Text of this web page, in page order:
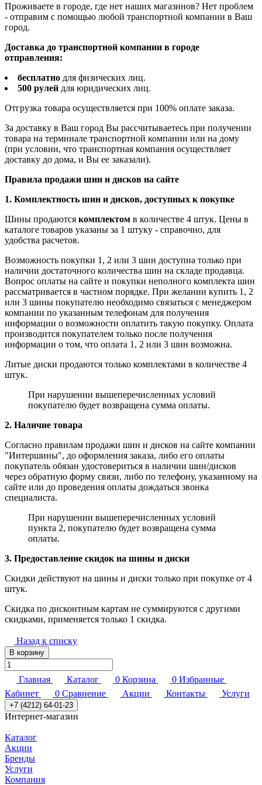
Проживаете в городе, где нет наших магазинов? Нет проблем
- отправим с помощью любой транспортной компании в Ваш
город.
Доставка до транспортной компании в городе
отправления:
бесплатно для физических лиц.
500 рулей для юридических лиц.
Отгрузка товара осуществляется при 100% оплате заказа.
За доставку в Ваш город Вы рассчитываетесь при получении
товара на терминале транспортной компании или на дому
(при условии, что транспортная компания осуществляет
доставку до дома, и Вы ее заказали).
Правила продажи шин и дисков на сайте
1. Комплектность шин и дисков, доступных к покупке
Шины продаются комплектом в количестве 4 штук. Цены в
каталоге товаров указаны за 1 штуку - справочно, для
удобства расчетов.
Возможность покупки 1, 2 или 3 шин доступна только при
наличии достаточного количества шин на складе продавца.
Вопрос оплаты на сайте и покупки неполного комплекта шин
рассматривается в частном порядке. При желании купить 1, 2
или 3 шины покупателю необходимо связаться с менеджером
компании по указанным телефонам для получения
информации о возможности оплатить такую покупку. Оплата
производится покупателем только после получения
информации о том, что оплата 1, 2 или 3 шин возможна.
Литые диски продаются только комплектами в количестве 4
штук.
При нарушении вышеперечисленных условий
покупателю будет возвращена сумма оплаты.
2. Наличие товара
Согласно правилам продажи шин и дисков на сайте компании
"Интершины", до оформления заказа, либо его оплаты
покупатель обязан удостовериться в наличии шин/дисков
через обратную форму связи, либо по телефону, указанному на
сайте или до проведения оплаты дождаться звонка
специалиста.
При нарушении вышеперечисленных условий
пункта 2, покупателю будет возвращена сумма
оплаты.
3. Предоставление скидок на шины и диски
Скидки действуют на шины и диски только при покупке от 4
штук.
Скидка по дисконтным картам не суммируются с другими
скидками, применяется только 1 скидка.
Назад к списку
В корзину
Главная Каталог 0 Корзина 0 Избранные
Кабинет
0 Сравнение Акции Контакты Услуги
+7 (4212) 64-01-23
Интернет-магазин
Каталог
Акции
Бренды
Услуги
Компания